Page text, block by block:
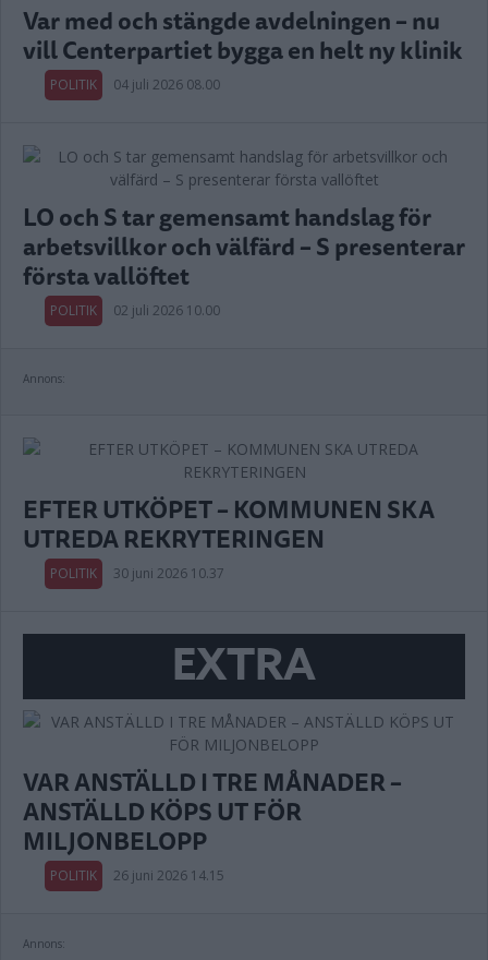
Var med och stängde avdelningen – nu
vill Centerpartiet bygga en helt ny klinik
POLITIK 04 juli 2026 08.00
LO och S tar gemensamt handslag för
arbetsvillkor och välfärd – S presenterar
första vallöftet
POLITIK 02 juli 2026 10.00
Annons:
EFTER UTKÖPET – KOMMUNEN SKA
UTREDA REKRYTERINGEN
POLITIK 30 juni 2026 10.37
EXTRA
VAR ANSTÄLLD I TRE MÅNADER –
ANSTÄLLD KÖPS UT FÖR
MILJONBELOPP
POLITIK 26 juni 2026 14.15
Annons: